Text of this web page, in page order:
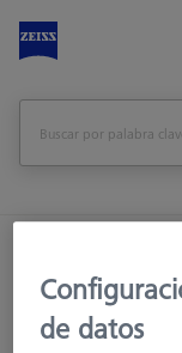
M5
Palpador
de datos